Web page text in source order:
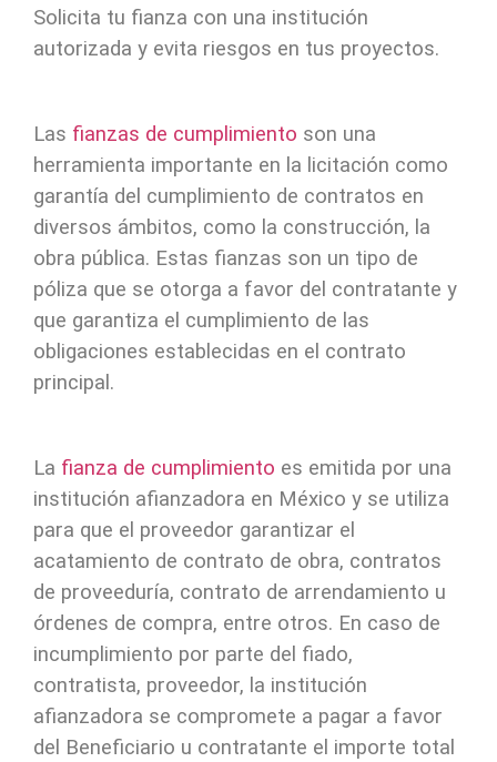
Solicita tu fianza con una institución
autorizada y evita riesgos en tus proyectos.
Las fianzas de cumplimiento son una
herramienta importante en la licitación como
garantía del cumplimiento de contratos en
diversos ámbitos, como la construcción, la
obra pública. Estas fianzas son un tipo de
póliza que se otorga a favor del contratante y
que garantiza el cumplimiento de las
obligaciones establecidas en el contrato
principal.
La fianza de cumplimiento es emitida por una
institución afianzadora en México y se utiliza
para que el proveedor garantizar el
acatamiento de contrato de obra, contratos
de proveeduría, contrato de arrendamiento u
órdenes de compra, entre otros. En caso de
incumplimiento por parte del fiado,
contratista, proveedor, la institución
afianzadora se compromete a pagar a favor
del Beneficiario u contratante el importe total